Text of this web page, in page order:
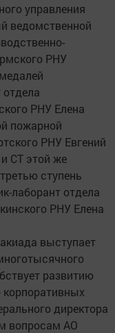
управления
ведомственной
РНУ
РНУ Елена
пожарной
РНУ Евгений
СТ этой же
ступень
лаборант отдела
РНУ Елена
выступает
развитию
корпоративных
директора
вопросам АО